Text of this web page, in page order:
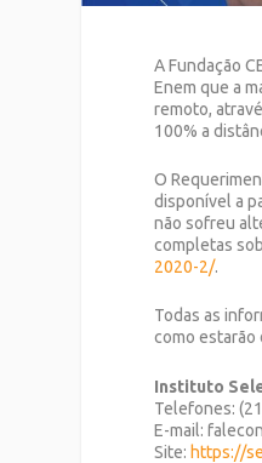
A Fundação
Enem que a
remoto,
100% a
O
disponível a
não sofreu
completas
2020-2/.
Todas as
como estarão
Instituto
Telefones:
E-mail:
Site: https://